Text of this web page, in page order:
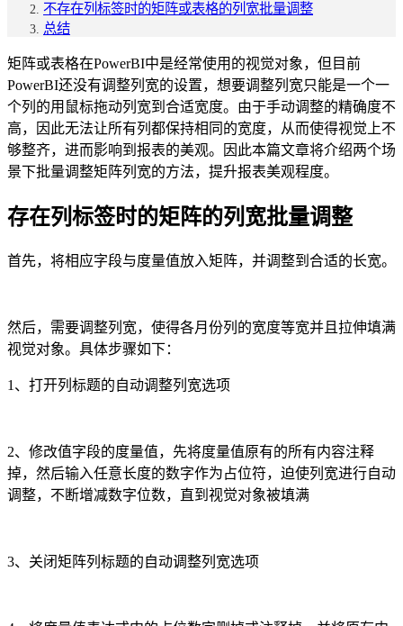
不存在列标签时的矩阵或表格的列宽批量调整
总结
矩阵或表格在PowerBI中是经常使用的视觉对象，但目前
PowerBI还没有调整列宽的设置，想要调整列宽只能是一个一
个列的用鼠标拖动列宽到合适宽度。由于手动调整的精确度不
高，因此无法让所有列都保持相同的宽度，从而使得视觉上不
够整齐，进而影响到报表的美观。因此本篇文章将介绍两个场
景下批量调整矩阵列宽的方法，提升报表美观程度。
存在列标签时的矩阵的列宽批量调整
首先，将相应字段与度量值放入矩阵，并调整到合适的长宽。
然后，需要调整列宽，使得各月份列的宽度等宽并且拉伸填满
视觉对象。具体步骤如下：
1、打开列标题的自动调整列宽选项
2、修改值字段的度量值，先将度量值原有的所有内容注释
掉，然后输入任意长度的数字作为占位符，迫使列宽进行自动
调整，不断增减数字位数，直到视觉对象被填满
3、关闭矩阵列标题的自动调整列宽选项